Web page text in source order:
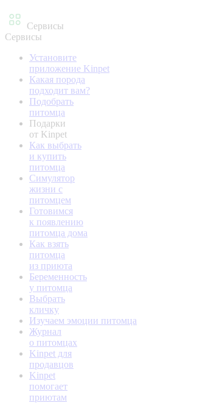
Сервисы
Сервисы
Установите
приложение Kinpet
Какая порода
подходит вам?
Подобрать
питомца
Подарки
от Kinpet
Как выбрать
и купить
питомца
Симулятор
жизни с
питомцем
Готовимся
к появлению
питомца дома
Как взять
питомца
из приюта
Беременность
у питомца
Выбрать
кличку
Изучаем эмоции питомца
Журнал
о питомцах
Kinpet для
продавцов
Kinpet
помогает
приютам